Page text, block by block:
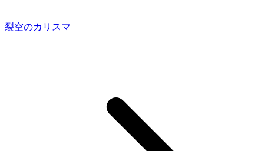
裂空のカリスマ